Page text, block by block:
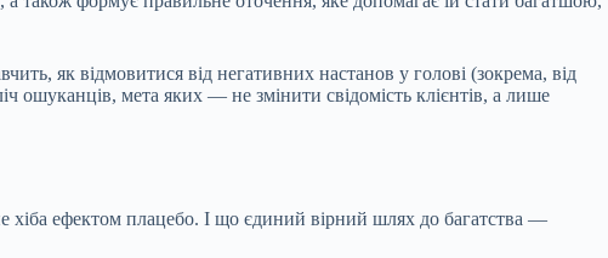
як відмовитися від негативних настанов у голові (зокрема, від
ошуканців, мета яких — не змінити свідомість клієнтів, а лише
хіба ефектом плацебо. І що єдиний вірний шлях до багатства —